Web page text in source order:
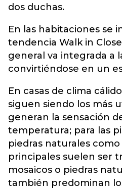
dos duchas.
En las habitaciones se
tendencia Walk in
general va integrada a
convirtiéndose en un
En casas de clima
siguen siendo los más
generan la sensación
temperatura; para las
piedras naturales
principales suelen ser
mosaicos o piedras
también predominan